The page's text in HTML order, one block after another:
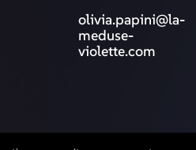
olivia.papini@la-
meduse-
violette.com